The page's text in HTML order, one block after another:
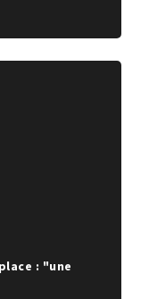
: "une